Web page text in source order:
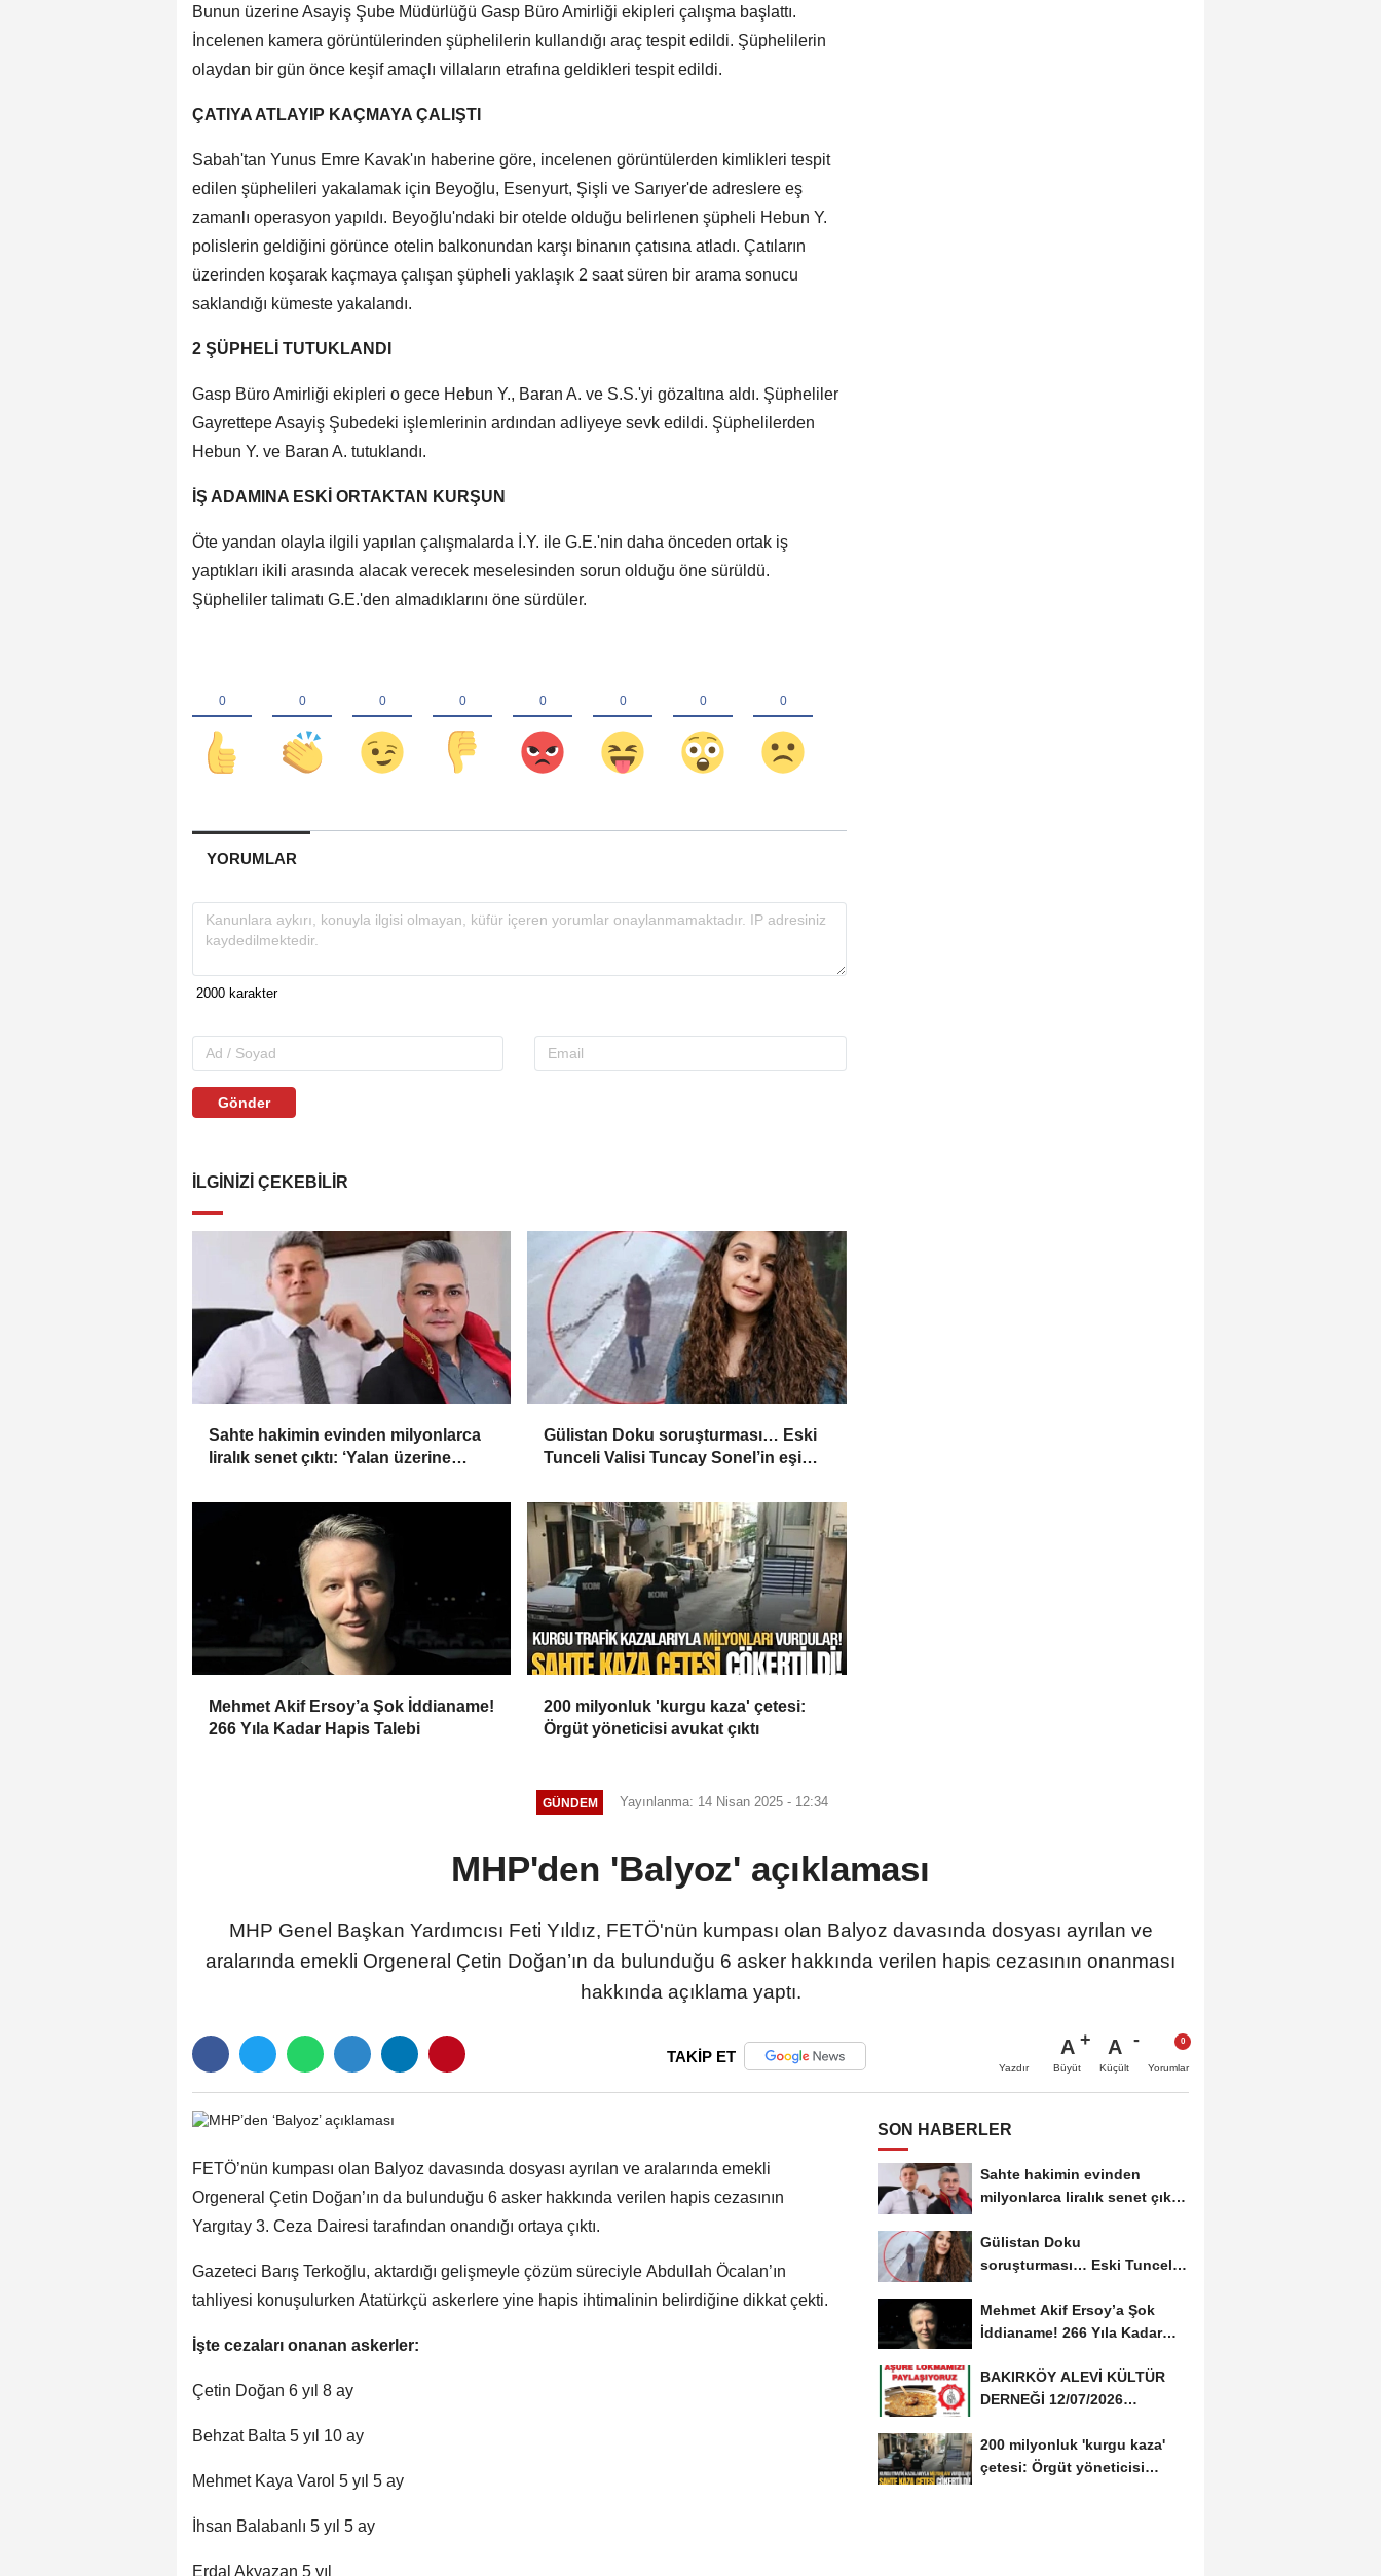
Bunun üzerine Asayiş Şube Müdürlüğü Gasp Büro Amirliği ekipleri çalışma başlattı.
İncelenen kamera görüntülerinden şüphelilerin kullandığı araç tespit edildi. Şüphelilerin
olaydan bir gün önce keşif amaçlı villaların etrafına geldikleri tespit edildi.
ÇATIYA ATLAYIP KAÇMAYA ÇALIŞTI
Sabah'tan Yunus Emre Kavak'ın haberine göre, incelenen görüntülerden kimlikleri tespit
edilen şüphelileri yakalamak için Beyoğlu, Esenyurt, Şişli ve Sarıyer'de adreslere eş
zamanlı operasyon yapıldı. Beyoğlu'ndaki bir otelde olduğu belirlenen şüpheli Hebun Y.
polislerin geldiğini görünce otelin balkonundan karşı binanın çatısına atladı. Çatıların
üzerinden koşarak kaçmaya çalışan şüpheli yaklaşık 2 saat süren bir arama sonucu
saklandığı kümeste yakalandı.
2 ŞÜPHELİ TUTUKLANDI
Gasp Büro Amirliği ekipleri o gece Hebun Y., Baran A. ve S.S.'yi gözaltına aldı. Şüpheliler
Gayrettepe Asayiş Şubedeki işlemlerinin ardından adliyeye sevk edildi. Şüphelilerden
Hebun Y. ve Baran A. tutuklandı.
İŞ ADAMINA ESKİ ORTAKTAN KURŞUN
Öte yandan olayla ilgili yapılan çalışmalarda İ.Y. ile G.E.'nin daha önceden ortak iş
yaptıkları ikili arasında alacak verecek meselesinden sorun olduğu öne sürüldü.
Şüpheliler talimatı G.E.'den almadıklarını öne sürdüler.
YORUMLAR
Gönder
İLGINIZI ÇEKEBILIR
Sahte hakimin evinden milyonlarca
liralık senet çıktı: ‘Yalan üzerine
Gülistan Doku soruşturması… Eski
Tunceli Valisi Tuncay Sonel’in eşi
Mehmet Akif Ersoy’a Şok İddianame!
266 Yıla Kadar Hapis Talebi
200 milyonluk 'kurgu kaza' çetesi:
Örgüt yöneticisi avukat çıktı
GÜNDEM Yayınlanma: 14 Nisan 2025 - 12:34
MHP'den 'Balyoz' açıklaması
MHP Genel Başkan Yardımcısı Feti Yıldız, FETÖ'nün kumpası olan Balyoz davasında dosyası ayrılan ve
aralarında emekli Orgeneral Çetin Doğan’ın da bulunduğu 6 asker hakkında verilen hapis cezasının onanması
hakkında açıklama yaptı.
TAKİP ET
Yazdır
A
Büyüt
A
Küçült Yorumlar
FETÖ’nün kumpası olan Balyoz davasında dosyası ayrılan ve aralarında emekli
Orgeneral Çetin Doğan’ın da bulunduğu 6 asker hakkında verilen hapis cezasının
Yargıtay 3. Ceza Dairesi tarafından onandığı ortaya çıktı.
Gazeteci Barış Terkoğlu, aktardığı gelişmeyle çözüm süreciyle Abdullah Öcalan’ın
tahliyesi konuşulurken Atatürkçü askerlere yine hapis ihtimalinin belirdiğine dikkat çekti.
İşte cezaları onanan askerler:
Çetin Doğan 6 yıl 8 ay
Behzat Balta 5 yıl 10 ay
Mehmet Kaya Varol 5 yıl 5 ay
İhsan Balabanlı 5 yıl 5 ay
Erdal Akyazan 5 yıl
SON HABERLER
Sahte hakimin evinden
milyonlarca liralık senet çıktı:
Gülistan Doku
soruşturması… Eski Tunceli
Mehmet Akif Ersoy’a Şok
İddianame! 266 Yıla Kadar
BAKIRKÖY ALEVİ KÜLTÜR
DERNEĞİ 12/07/2026
DAVETİNE...
200 milyonluk 'kurgu kaza'
çetesi: Örgüt yöneticisi